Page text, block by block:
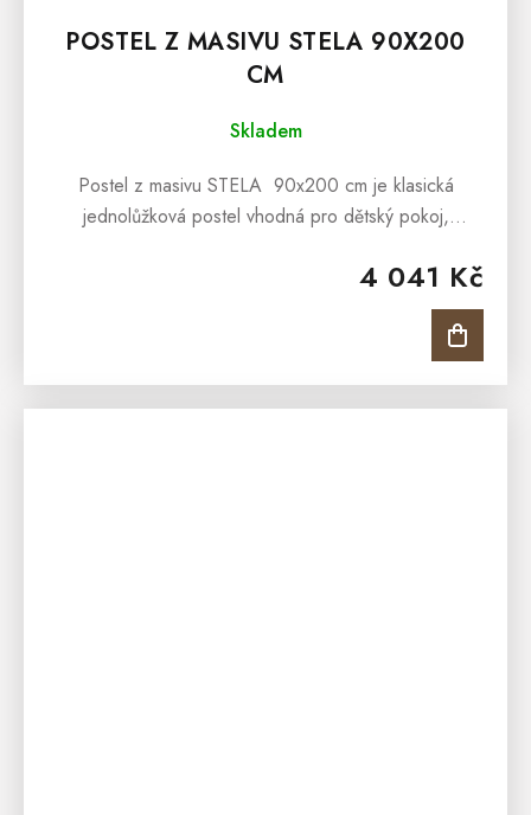
POSTEL Z MASIVU STELA 90X200
CM
Skladem
4 041 Kč
Postel z masivu STELA 90x200 cm je klasická
jednolůžková postel vhodná pro dětský pokoj,
hotelových pokojů. Postel z masivu...